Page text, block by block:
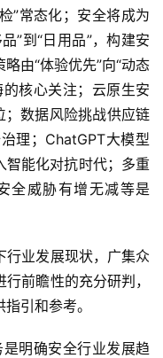
”常态化；安全将成为
”到“日用品”，构建安
由“体验优先”向“动态
核心关注；云原生安
；数据风险挑战供应链
理；ChatGPT大模型
智能化对抗时代；多重
全威胁有增无减等是
行业发展现状，广集众
前瞻性的充分研判，
引和参考。
明确安全行业发展趋